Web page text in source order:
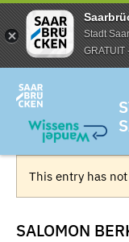
Stadt
GRATUIT
This entry has
SALOMON